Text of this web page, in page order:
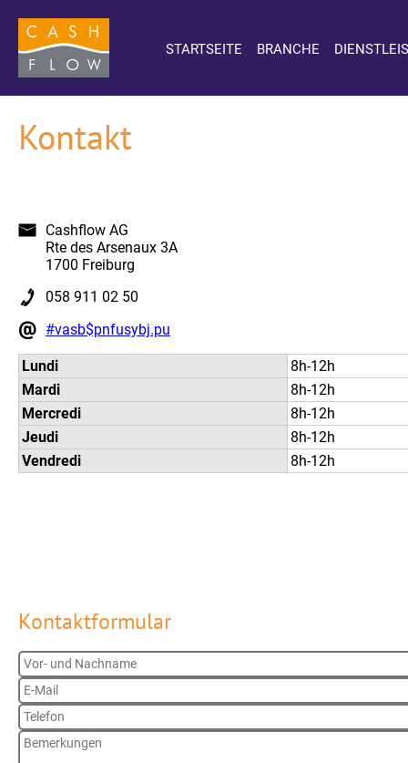
STARTSEITE BRANCHE
Kontakt
Cashflow AG
Rte des Arsenaux 3A
1700 Freiburg
058 911 02 50
#vasb$pnfusybj.pu
Lundi
8h-12h
Mardi
8h-12h
Mercredi
8h-12h
Jeudi
8h-12h
Vendredi
8h-12h
Kontaktformular